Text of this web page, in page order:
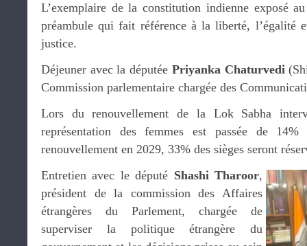
L’exemplaire de la constitution indienne exposé
préambule qui fait référence à la liberté, l’égalité
justice.
Déjeuner avec la députée Priyanka Chaturvedi
Commission parlementaire chargée des
Lors du renouvellement de la Lok Sabha
représentation des femmes est passée de
renouvellement en 2029, 33% des sièges seront
Entretien avec le député Shashi Tharoor,
président de la commission des Affaires
étrangères du Parlement, chargée de
superviser la politique étrangère du